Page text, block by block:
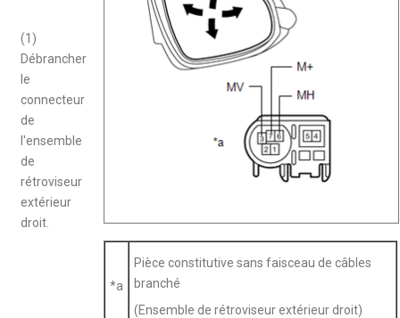
(1)
Débrancher
le
connecteur
de
l'ensemble
de
rétroviseur
extérieur
droit.
*a
Pièce constitutive sans faisceau de câbles
branché
(Ensemble de rétroviseur extérieur droit)